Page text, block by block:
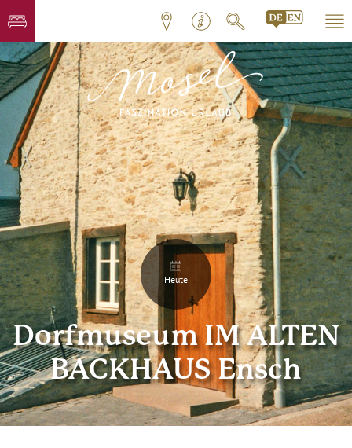
Heute
Dorfmuseum IM ALTEN
BACKHAUS Ensch